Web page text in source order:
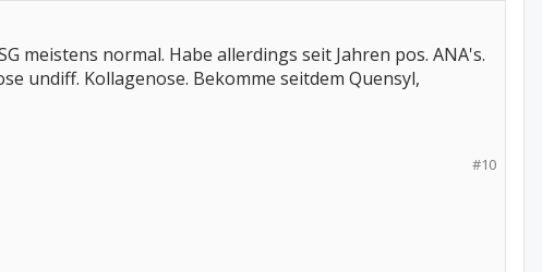
meistens normal. Habe allerdings seit Jahren pos. ANA's.
undiff. Kollagenose. Bekomme seitdem Quensyl,
#10